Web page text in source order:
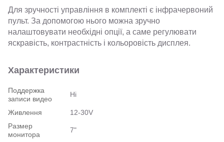
Для зручності управління в комплекті є інфрачервоний
пульт. За допомогою нього можна зручно
налаштовувати необхідні опції, а саме регулювати
яскравість, контрастність і кольоровість дисплея.
Характеристики
Поддержка
записи видео
Ні
Живлення
12-30V
Размер
монитора
7"